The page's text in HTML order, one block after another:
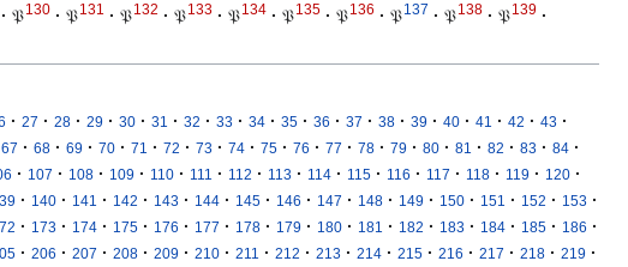
· 𝔓130 · 𝔓131 · 𝔓132 · 𝔓133 · 𝔓134 · 𝔓135 · 𝔓136 · 𝔓137 · 𝔓138 · 𝔓139 ·
· 27 · 28 · 29 · 30 · 31 · 32 · 33 · 34 · 35 · 36 · 37 · 38 · 39 · 40 · 41 · 42 · 43 ·
67 · 68 · 69 · 70 · 71 · 72 · 73 · 74 · 75 · 76 · 77 · 78 · 79 · 80 · 81 · 82 · 83 · 84 ·
· 107 · 108 · 109 · 110 · 111 · 112 · 113 · 114 · 115 · 116 · 117 · 118 · 119 · 120 ·
· 140 · 141 · 142 · 143 · 144 · 145 · 146 · 147 · 148 · 149 · 150 · 151 · 152 · 153 ·
· 173 · 174 · 175 · 176 · 177 · 178 · 179 · 180 · 181 · 182 · 183 · 184 · 185 · 186 ·
· 206 · 207 · 208 · 209 · 210 · 211 · 212 · 213 · 214 · 215 · 216 · 217 · 218 · 219 ·